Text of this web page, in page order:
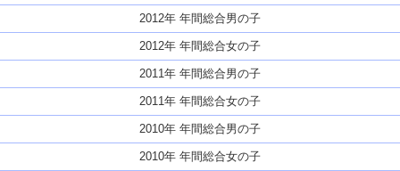
2012年 年間総合男の子
2012年 年間総合女の子
2011年 年間総合男の子
2011年 年間総合女の子
2010年 年間総合男の子
2010年 年間総合女の子